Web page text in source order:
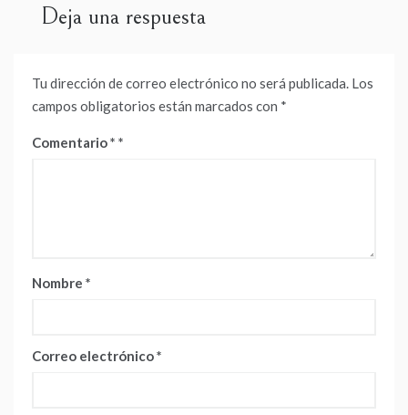
Deja una respuesta
Tu dirección de correo electrónico no será publicada. Los
campos obligatorios están marcados con *
Comentario*
Nombre *
Correo electrónico*